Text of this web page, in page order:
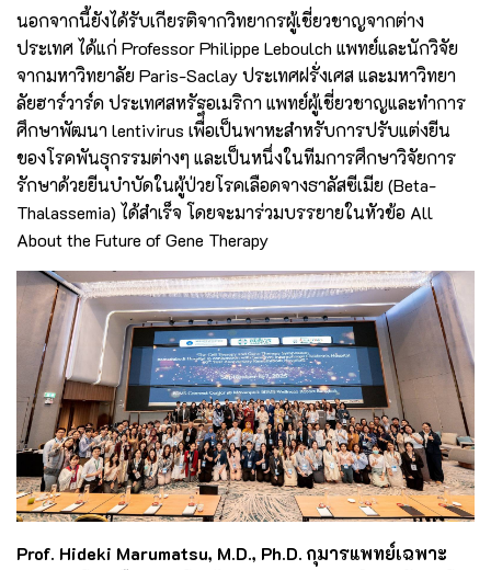
นอกจากนี้ยังได้รับเกียรติจากวิทยากรผู้เชี่ยวชาญจากต่าง
ประเทศ ได้แก่ Professor Philippe Leboulch แพทย์และนักวิจัย
จากมหาวิทยาลัย Paris-Saclay ประเทศฝรั่งเศส และมหาวิทยา
ลัยฮาร์วาร์ด ประเทศสหรัฐอเมริกา แพทย์ผู้เชี่ยวชาญและทำการ
ศึกษาพัฒนา lentivirus เพื่อเป็นพาหะสำหรับการปรับแต่งยีน
ของโรคพันธุกรรมต่างๆ และเป็นหนึ่งในทีมการศึกษาวิจัยการ
รักษาด้วยยีนบำบัดในผู้ป่วยโรคเลือดจางธาลัสซีเมีย (Beta-
Thalassemia) ได้สำเร็จ โดยจะมาร่วมบรรยายในหัวข้อ All
About the Future of Gene Therapy
Prof. Hideki Marumatsu, M.D., Ph.D. กุมารแพทย์เฉพาะ